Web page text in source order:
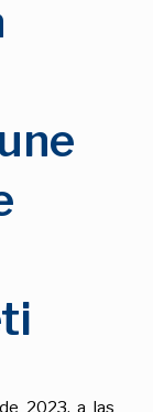
2023, a las